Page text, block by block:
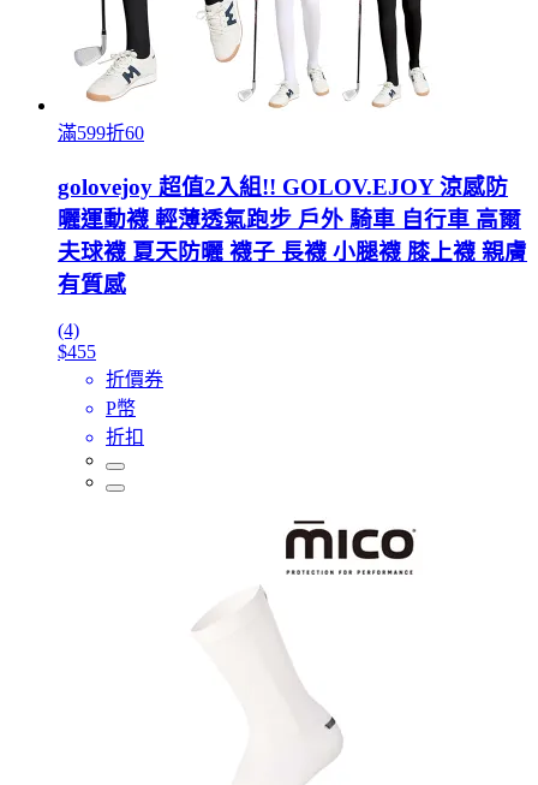
滿599折60
golovejoy 超值2入組!! GOLOV.EJOY 涼感防
曬運動襪 輕薄透氣跑步 戶外 騎車 自行車 高爾
夫球襪 夏天防曬 襪子 長襪 小腿襪 膝上襪 親膚
有質感
(4)
$455
折價券
P幣
折扣